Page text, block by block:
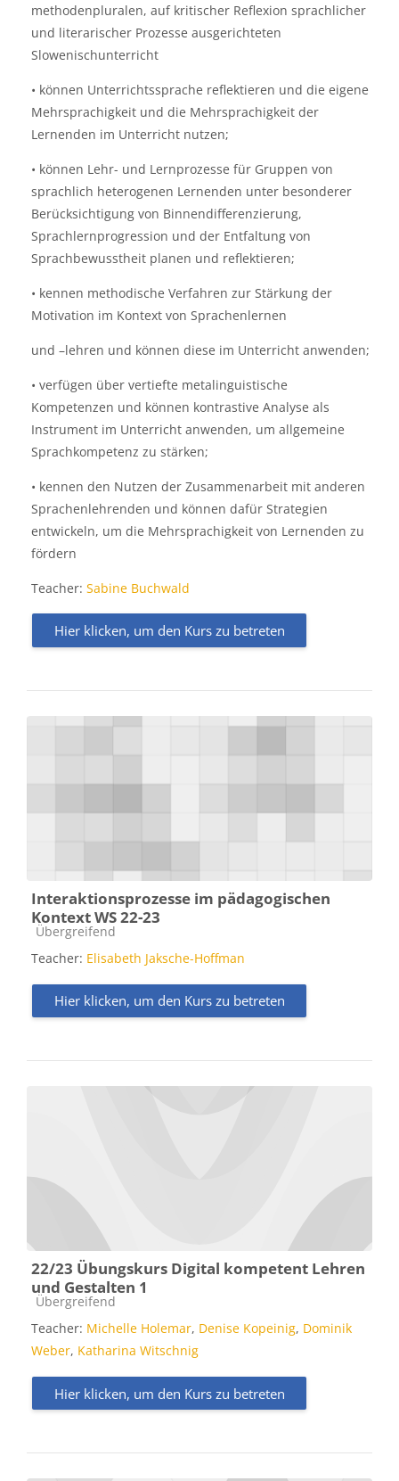
methodenpluralen, auf kritischer Reflexion sprachlicher
und literarischer Prozesse ausgerichteten
Slowenischunterricht
• können Unterrichtssprache reflektieren und die eigene
Mehrsprachigkeit und die Mehrsprachigkeit der
Lernenden im Unterricht nutzen;
• können Lehr- und Lernprozesse für Gruppen von
sprachlich heterogenen Lernenden unter besonderer
Berücksichtigung von Binnendifferenzierung,
Sprachlernprogression und der Entfaltung von
Sprachbewusstheit planen und reflektieren;
• kennen methodische Verfahren zur Stärkung der
Motivation im Kontext von Sprachenlernen
und –lehren und können diese im Unterricht anwenden;
• verfügen über vertiefte metalinguistische
Kompetenzen und können kontrastive Analyse als
Instrument im Unterricht anwenden, um allgemeine
Sprachkompetenz zu stärken;
• kennen den Nutzen der Zusammenarbeit mit anderen
Sprachenlehrenden und können dafür Strategien
entwickeln, um die Mehrsprachigkeit von Lernenden zu
fördern
Teacher: Sabine Buchwald
Hier klicken, um den Kurs zu betreten
Interaktionsprozesse im pädagogischen
Kontext WS 22-23
Kursbereich
Übergreifend
Teacher: Elisabeth Jaksche-Hoffman
Hier klicken, um den Kurs zu betreten
22/23 Übungskurs Digital kompetent Lehren
und Gestalten 1
Kursbereich
Übergreifend
Teacher: Michelle Holemar, Denise Kopeinig, Dominik
Weber, Katharina Witschnig
Hier klicken, um den Kurs zu betreten